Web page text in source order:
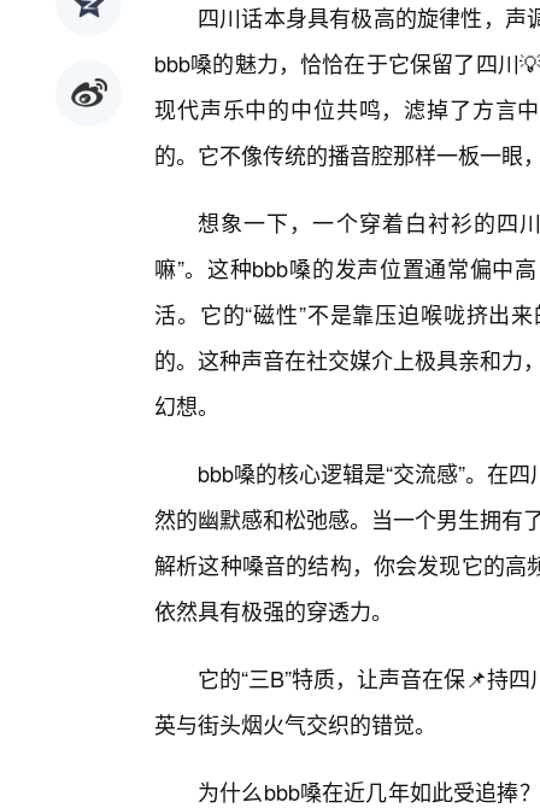
四川话本身具有极高的旋律性，
bbb嗓的魅力，恰恰在于它保留了四川
现代声乐中的中位共鸣，滤掉了方言
的。它不像传统的播音腔那样一板一眼
想象一下，一个穿着白衬衫的四
嘛”。这种bbb嗓的发声位置通常偏中
活。它的“磁性”不是靠压迫喉咙挤出
的。这种声音在社交媒介上极具亲和力
幻想。
bbb嗓的核心逻辑是“交流感”。在
然的幽默感和松弛感。当一个男生拥有
解析这种嗓音的结构，你会发现它的
依然具有极强的穿透力。
它的“三B”特质，让声音在保📌持
英与街头烟火气交织的错觉。
为什么bbb嗓在近几年如此受追捧